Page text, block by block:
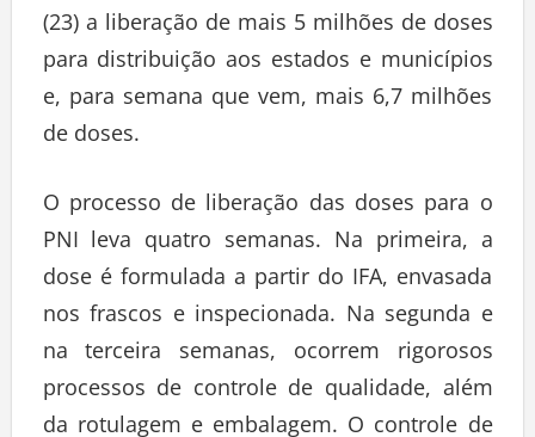
(23) a liberação de mais 5 milhões de doses
para distribuição aos estados e municípios
e, para semana que vem, mais 6,7 milhões
de doses.
O processo de liberação das doses para o
PNI leva quatro semanas. Na primeira, a
dose é formulada a partir do IFA, envasada
nos frascos e inspecionada. Na segunda e
na terceira semanas, ocorrem rigorosos
processos de controle de qualidade, além
da rotulagem e embalagem. O controle de